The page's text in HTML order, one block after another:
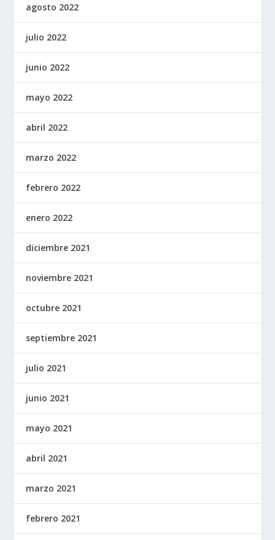
agosto 2022
julio 2022
junio 2022
mayo 2022
abril 2022
marzo 2022
febrero 2022
enero 2022
diciembre 2021
noviembre 2021
octubre 2021
septiembre 2021
julio 2021
junio 2021
mayo 2021
abril 2021
marzo 2021
febrero 2021